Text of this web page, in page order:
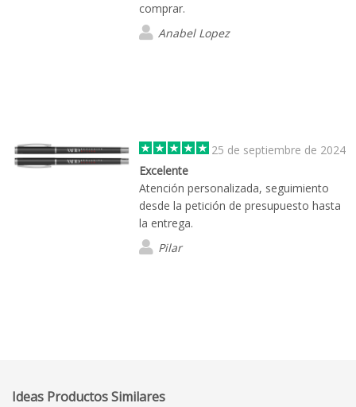
comprar.
Anabel Lopez
25 de septiembre de 2024
Excelente
Atención personalizada, seguimiento
desde la petición de presupuesto hasta
la entrega.
Pilar
Ideas Productos Similares